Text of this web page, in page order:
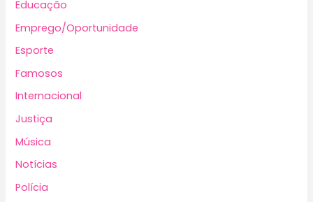
Educação
Emprego/Oportunidade
Esporte
Famosos
Internacional
Justiça
Música
Notícias
Polícia